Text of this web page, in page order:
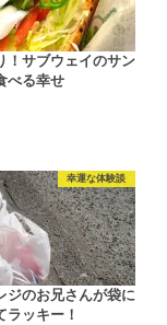
！サブウェイのサン
べる幸せ
幸運な体験談
ジのお兄さんが袋に
ラッキー！